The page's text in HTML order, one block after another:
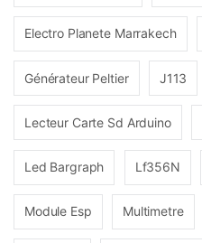
Electro Planete Marrakech
Générateur Peltier J113
Lecteur Carte Sd Arduino
Led Bargraph Lf356N
Module Esp Multimetre